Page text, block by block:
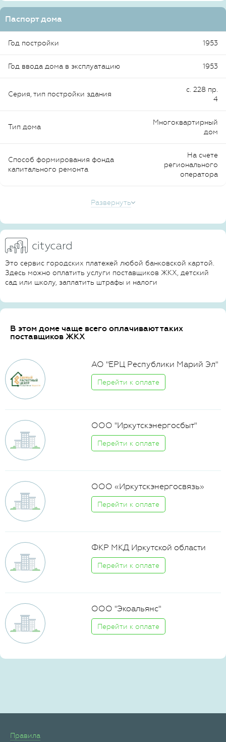
Паспорт дома
Год постройки 1953
Год ввода дома в эксплуатацию 1953
Серия, тип постройки здания
с. 228 пр.
4
Тип дома
Многоквартирный
дом
Способ формирования фонда
капитального ремонта
На счете
регионального
оператора
Развернуть
Это сервис городских платежей любой банковской картой.
Здесь можно оплатить услуги поставщиков ЖКХ, детский
сад или школу, заплатить штрафы и налоги
В этом доме чаще всего оплачивают таких
поставщиков ЖКХ
АО "ЕРЦ Республики Марий Эл"
Перейти к оплате
ООО "Иркутскэнергосбыт"
Перейти к оплате
ООО «Иркутскэнергосвязь»
Перейти к оплате
ФКР МКД Иркутской области
Перейти к оплате
ООО "Экоальянс"
Перейти к оплате
Правила